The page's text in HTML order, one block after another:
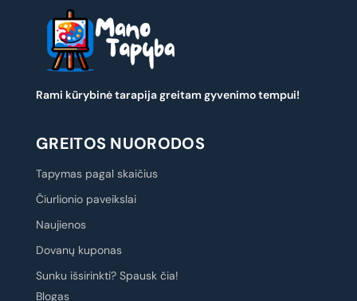
Rami kūrybinė tarapija greitam gyvenimo tempui!
GREITOS NUORODOS
Tapymas pagal skaičius
Čiurlionio paveikslai
Naujienos
Dovanų kuponas
Sunku išsirinkti? Spausk čia!
Blogas